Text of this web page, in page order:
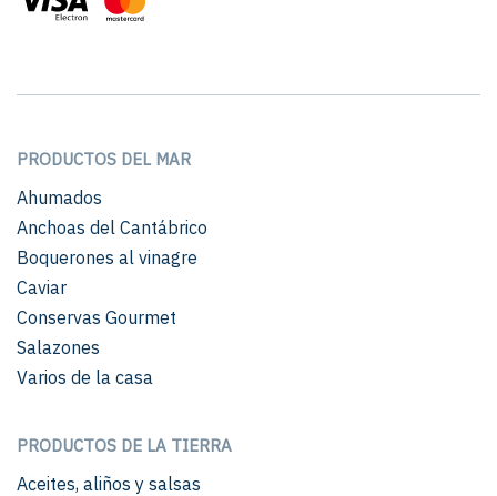
PRODUCTOS DEL MAR
Ahumados
Anchoas del Cantábrico
Boquerones al vinagre
Caviar
Conservas Gourmet
Salazones
Varios de la casa
PRODUCTOS DE LA TIERRA
Aceites, aliños y salsas